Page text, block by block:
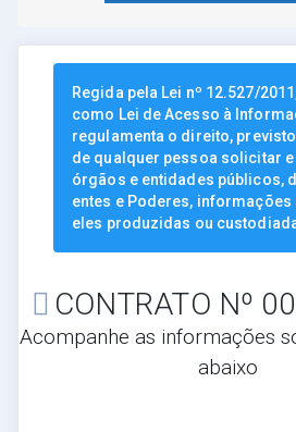
Regida pela Lei nº 12.527/
como Lei de Acesso à
regulamenta o direito,
de qualquer pessoa solicitar
órgãos e entidades públicos,
entes e Poderes, informações
eles produzidas ou
CONTRATO Nº
Acompanhe as informações
abaixo